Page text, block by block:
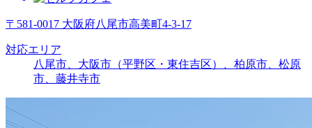
〒581-0017 大阪府八尾市高美町4-3-17
対応エリア
八尾市、大阪市（平野区・東住吉区）、柏原市、松原
市、藤井寺市